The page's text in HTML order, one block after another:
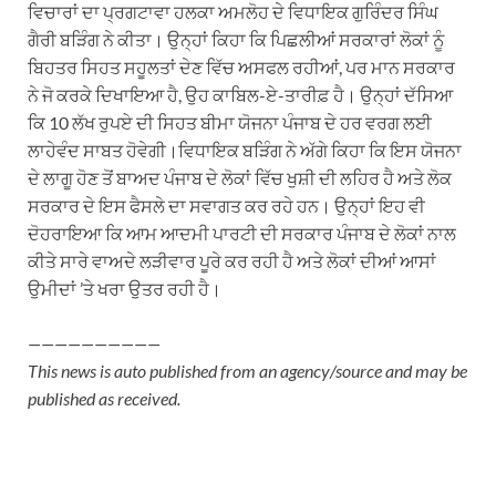
ਵਿਚਾਰਾਂ ਦਾ ਪ੍ਰਗਟਾਵਾ ਹਲਕਾ ਅਮਲੋਹ ਦੇ ਵਿਧਾਇਕ ਗੁਰਿੰਦਰ ਸਿੰਘ
ਗੈਰੀ ਬੜਿੰਗ ਨੇ ਕੀਤਾ। ਉਨ੍ਹਾਂ ਕਿਹਾ ਕਿ ਪਿਛਲੀਆਂ ਸਰਕਾਰਾਂ ਲੋਕਾਂ ਨੂੰ
ਬਿਹਤਰ ਸਿਹਤ ਸਹੂਲਤਾਂ ਦੇਣ ਵਿੱਚ ਅਸਫਲ ਰਹੀਆਂ, ਪਰ ਮਾਨ ਸਰਕਾਰ
ਨੇ ਜੋ ਕਰਕੇ ਦਿਖਾਇਆ ਹੈ, ਉਹ ਕਾਬਿਲ-ਏ-ਤਾਰੀਫ਼ ਹੈ। ਉਨ੍ਹਾਂ ਦੱਸਿਆ
ਕਿ 10 ਲੱਖ ਰੁਪਏ ਦੀ ਸਿਹਤ ਬੀਮਾ ਯੋਜਨਾ ਪੰਜਾਬ ਦੇ ਹਰ ਵਰਗ ਲਈ
ਲਾਹੇਵੰਦ ਸਾਬਤ ਹੋਵੇਗੀ।ਵਿਧਾਇਕ ਬੜਿੰਗ ਨੇ ਅੱਗੇ ਕਿਹਾ ਕਿ ਇਸ ਯੋਜਨਾ
ਦੇ ਲਾਗੂ ਹੋਣ ਤੋਂ ਬਾਅਦ ਪੰਜਾਬ ਦੇ ਲੋਕਾਂ ਵਿੱਚ ਖੁਸ਼ੀ ਦੀ ਲਹਿਰ ਹੈ ਅਤੇ ਲੋਕ
ਸਰਕਾਰ ਦੇ ਇਸ ਫੈਸਲੇ ਦਾ ਸਵਾਗਤ ਕਰ ਰਹੇ ਹਨ। ਉਨ੍ਹਾਂ ਇਹ ਵੀ
ਦੋਹਰਾਇਆ ਕਿ ਆਮ ਆਦਮੀ ਪਾਰਟੀ ਦੀ ਸਰਕਾਰ ਪੰਜਾਬ ਦੇ ਲੋਕਾਂ ਨਾਲ
ਕੀਤੇ ਸਾਰੇ ਵਾਅਦੇ ਲੜੀਵਾਰ ਪੂਰੇ ਕਰ ਰਹੀ ਹੈ ਅਤੇ ਲੋਕਾਂ ਦੀਆਂ ਆਸਾਂ
ਉਮੀਦਾਂ ’ਤੇ ਖਰਾ ਉਤਰ ਰਹੀ ਹੈ।
——————————
This news is auto published from an agency/source and may be
published as received.